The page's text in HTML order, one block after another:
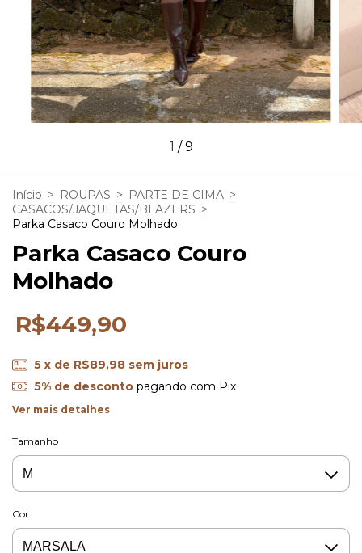
1 /9
Início > ROUPAS > PARTE DE CIMA >
CASACOS/JAQUETAS/BLAZERS >
Parka Casaco Couro Molhado
Parka Casaco Couro
Molhado
R$449,90
5 x de R$89,98 sem juros
5% de descontopagando com Pix
Ver mais detalhes
Tamanho
Cor